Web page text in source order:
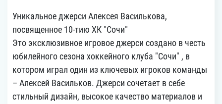
Уникальное джерси Алексея Василькова,
посвященное 10-тию ХК "Сочи"
Это эксклюзивное игровое джерси создано в честь
юбилейного сезона хоккейного клуба "Сочи" , в
котором играл один из ключевых игроков команды
– Алексей Васильков. Джерси сочетает в себе
стильный дизайн, высокое качество материалов и